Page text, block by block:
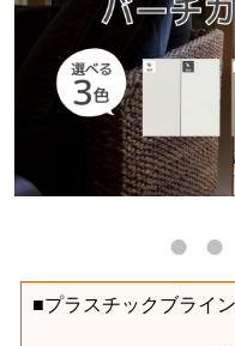
■プラスチックブライ